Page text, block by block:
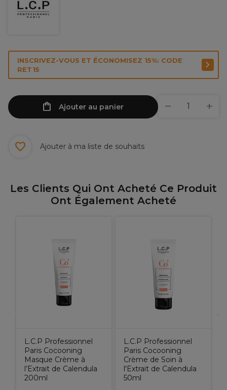
INSCRIVEZ-VOUS ET ÉCONOMISEZ 15%: CODE
RET15
Ajouter au panier
Ajouter à ma liste de souhaits
Les Clients Qui Ont Acheté Ce Produit
Ont Également Acheté
L.C.P Professionnel
Paris Cocooning
Masque Crème à
l’Extrait de Calendula
200ml
L.C.P Professionnel
Paris Cocooning
Crème de Soin à
l'Extrait de Calendula
50ml